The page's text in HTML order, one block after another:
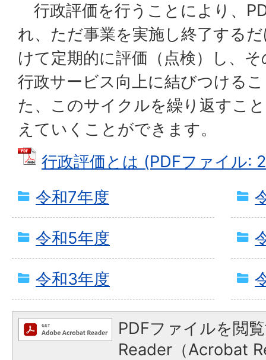
行政評価を行うことにより、
れ、ただ事業を実施し終了する
けて定期的に評価（点検）し、
行政サービス向上に結びつける
た、このサイクルを繰り返すこ
えていくことができます。
行政評価とは (PDFファイル:
令和7年度
令和5年度
令和3年度
PDFファイルを閲
Reader（Acrobat